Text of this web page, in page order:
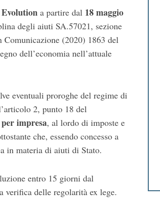
a partire dal 18 maggio
degli aiuti SA.57021, sezione
Comunicazione (2020) 1863 del
dell’economia nell’attuale
eventuali proroghe del regime di
2, punto 18 del
impresa, al lordo di imposte e
che, essendo concesso a
in materia di aiuti di Stato.
entro 15 giorni dal
verifica delle regolarità ex lege.